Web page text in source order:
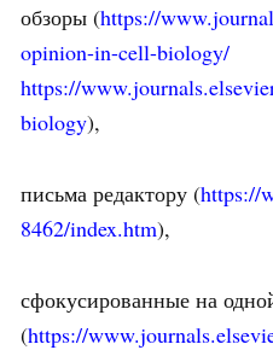
обзоры (https://
opinion-in-cell-biology/
https://
biology),
письма редактору (https://
8462/index.htm),
сфокусированные на
(https://